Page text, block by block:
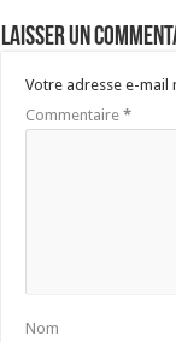
Laisser un
Votre adresse e-mail
Commentaire *
Nom